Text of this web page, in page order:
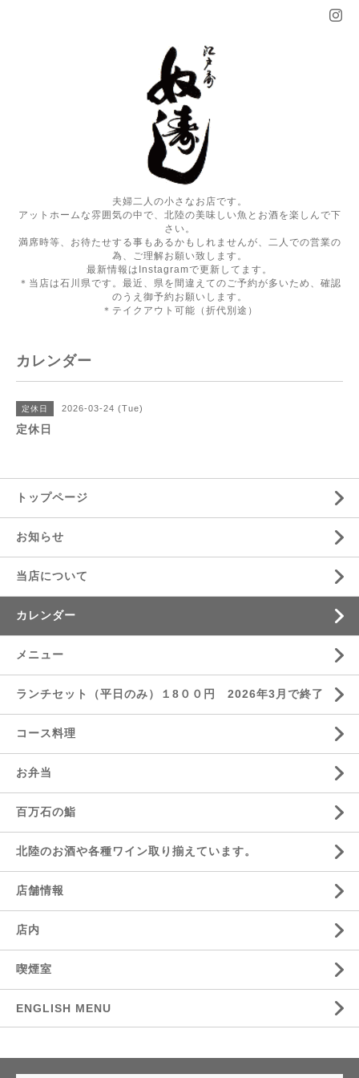
夫婦二人の小さなお店です。
アットホームな雰囲気の中で、北陸の美味しい魚とお酒を楽しんで下
さい。
満席時等、お待たせする事もあるかもしれませんが、二人での営業の
為、ご理解お願い致します。
最新情報はInstagramで更新してます。
＊当店は石川県です。最近、県を間違えてのご予約が多いため、確認
のうえ御予約お願いします。
＊テイクアウト可能（折代別途）
カレンダー
定休日 2026-03-24 (Tue)
定休日
トップページ
お知らせ
当店について
カレンダー
メニュー
ランチセット（平日のみ）１8００円 2026年3月で終了
コース料理
お弁当
百万石の鮨
北陸のお酒や各種ワイン取り揃えています。
店舗情報
店内
喫煙室
ENGLISH MENU